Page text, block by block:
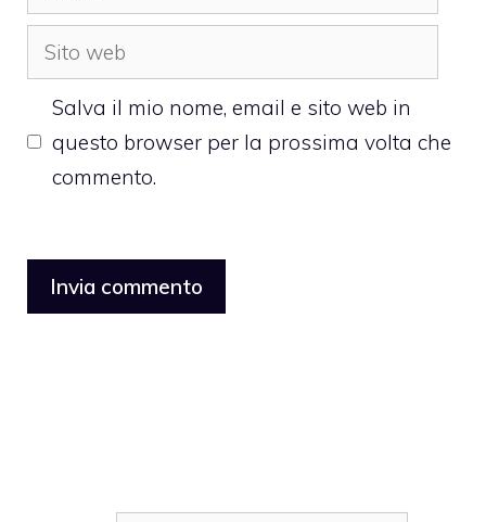
Sito
web
Salva il mio nome, email e sito web in
questo browser per la prossima volta che
commento.